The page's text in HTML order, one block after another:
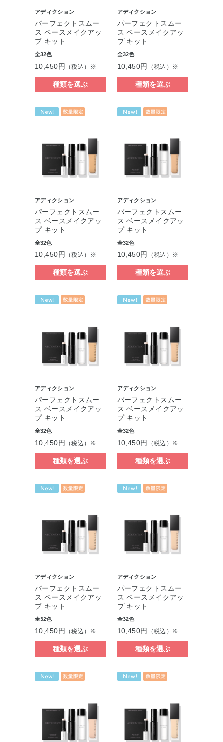
アディクション
パーフェクトスムー
ス ベースメイクアッ
プ キット
全32色
10,450円 （税込）※
種類を選ぶ
アディクション
パーフェクトスムー
ス ベースメイクアッ
プ キット
全32色
10,450円 （税込）※
種類を選ぶ
アディクション
パーフェクトスムー
ス ベースメイクアッ
プ キット
全32色
10,450円 （税込）※
種類を選ぶ
アディクション
パーフェクトスムー
ス ベースメイクアッ
プ キット
全32色
10,450円 （税込）※
種類を選ぶ
アディクション
パーフェクトスムー
ス ベースメイクアッ
プ キット
全32色
10,450円 （税込）※
種類を選ぶ
アディクション
パーフェクトスムー
ス ベースメイクアッ
プ キット
全32色
10,450円 （税込）※
種類を選ぶ
アディクション
パーフェクトスムー
ス ベースメイクアッ
プ キット
全32色
10,450円 （税込）※
種類を選ぶ
アディクション
パーフェクトスムー
ス ベースメイクアッ
プ キット
全32色
10,450円 （税込）※
種類を選ぶ